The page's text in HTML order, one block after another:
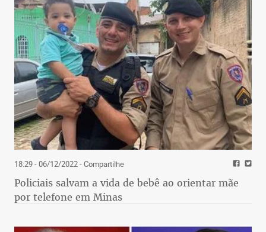
18:29 - 06/12/2022- Compartilhe
Policiais salvam a vida de bebê ao orientar mãe
por telefone em Minas